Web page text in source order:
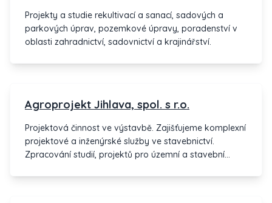
Projekty a studie rekultivací a sanací, sadových a
parkových úprav, pozemkové úpravy, poradenství v
oblasti zahradnictví, sadovnictví a krajinářství.
Agroprojekt Jihlava, spol. s r.o.
Projektová činnost ve výstavbě. Zajišťujeme komplexní
projektové a inženýrské služby ve stavebnictví.
Zpracování studií, projektů pro územní a stavební